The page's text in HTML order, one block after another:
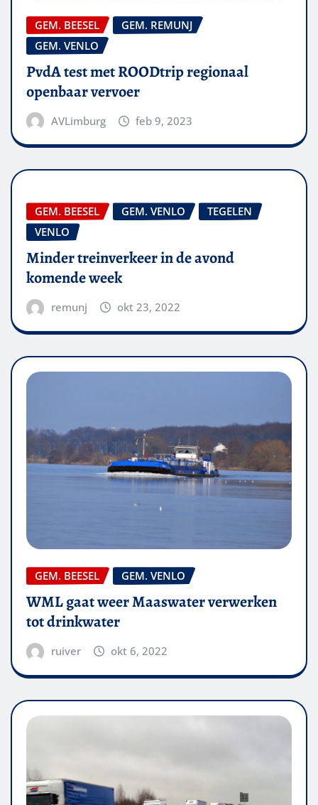
GEM. BEESEL
GEM. REMUNJ
GEM. VENLO
PvdA test met ROODtrip regionaal
openbaar vervoer
AVLimburg feb 9, 2023
GEM. BEESEL GEM. VENLO
TEGELEN
VENLO
Minder treinverkeer in de avond
komende week
remunj okt 23, 2022
GEM. BEESEL GEM. VENLO
WML gaat weer Maaswater verwerken
tot drinkwater
ruiver okt 6, 2022